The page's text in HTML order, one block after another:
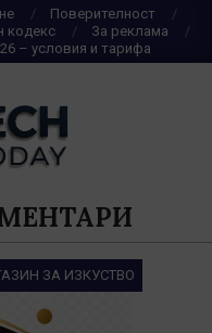
Поверителност
кодекс
За реклама
– условия и тарифа
ЗА ИЗКУСТВО